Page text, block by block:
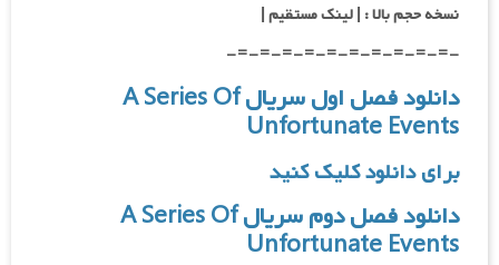
نسخه حجم بالا : | لینک مستقیم |
-=-=-=-=-=-=-=-=-=-=-
دانلود فصل اول سریال A Series Of
Unfortunate Events
برای دانلود کلیک کنید
دانلود فصل دوم سریال A Series Of
Unfortunate Events